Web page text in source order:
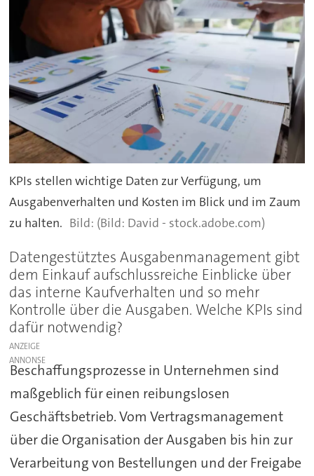
KPIs stellen wichtige Daten zur Verfügung, um
Ausgabenverhalten und Kosten im Blick und im Zaum
zu halten.
(Bild: David - stock.adobe.com)
Datengestütztes Ausgabenmanagement gibt
dem Einkauf aufschlussreiche Einblicke über
das interne Kaufverhalten und so mehr
Kontrolle über die Ausgaben. Welche KPIs sind
dafür notwendig?
ANZEIGE
Beschaffungsprozesse in Unternehmen sind
maßgeblich für einen reibungslosen
Geschäftsbetrieb. Vom Vertragsmanagement
über die Organisation der Ausgaben bis hin zur
Verarbeitung von Bestellungen und der Freigabe